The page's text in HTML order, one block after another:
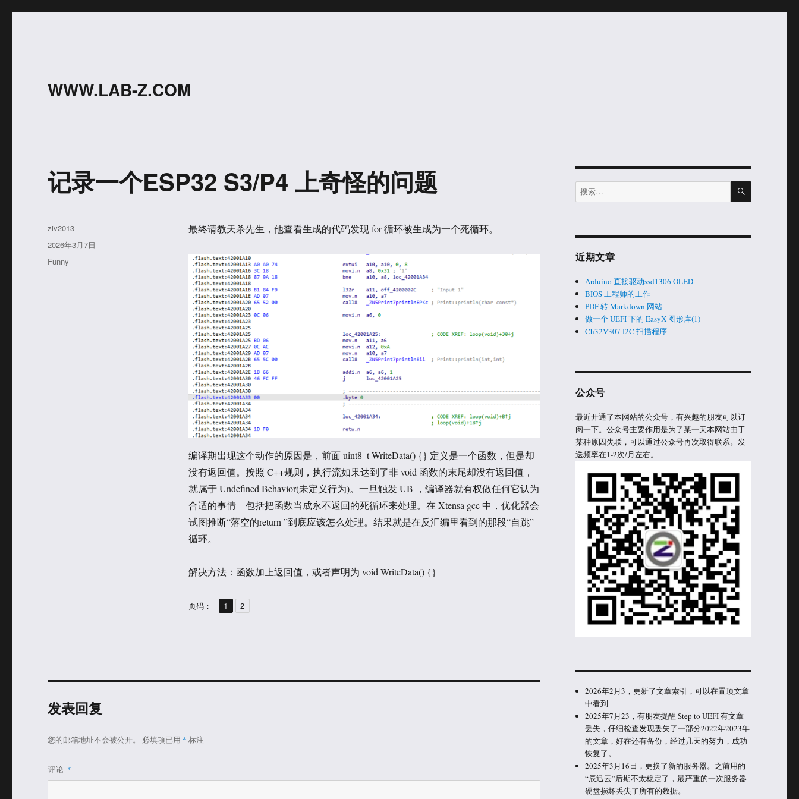
WWW.LAB-Z.COM
记录一个ESP32 S3/P4 上奇怪的问题
最终请教天杀先生，他查看生成的代码发现 for 循环被生成为一个死循环。
编译期出现这个动作的原因是，前面 uint8_t WriteData() {} 定义是一个函数，但是却
没有返回值。按照 C++规则，执行流如果达到了非 void 函数的末尾却没有返回值，
就属于 Undefined Behavior(未定义行为)。一旦触发 UB ，编译器就有权做任何它认为
合适的事情—包括把函数当成永不返回的死循环来处理。在 Xtensa gcc 中，优化器会
试图推断“落空的return ”到底应该怎么处理。结果就是在反汇编里看到的那段“自跳”
循环。
解决方法：函数加上返回值，或者声明为 void WriteData() {}
页码： 页1 ,
页
2
作
者
ziv2013
发
布
2026年3月7日
分
Funny
发表回复
您的邮箱地址不会被公开。 必填项已用 * 标注
评论 *
搜
索：
搜
近期文章
Arduino 直接驱动ssd1306 OLED
BIOS 工程师的工作
PDF 转 Markdown 网站
做一个 UEFI 下的 EasyX 图形库(1)
Ch32V307 I2C 扫描程序
公众号
最近开通了本网站的公众号，有兴趣的朋友可以订
阅一下。公众号主要作用是为了某一天本网站由于
某种原因失联，可以通过公众号再次取得联系。发
送频率在1-2次/月左右。
2026年2月3，更新了文章索引，可以在置顶文章
中看到
2025年7月23，有朋友提醒 Step to UEFI 有文章
丢失，仔细检查发现丢失了一部分2022年2023年
的文章，好在还有备份，经过几天的努力，成功
恢复了。
2025年3月16日，更换了新的服务器。之前用的
“辰迅云”后期不太稳定了，最严重的一次服务器
硬盘损坏丢失了所有的数据。